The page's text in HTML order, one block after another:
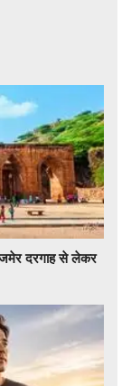
दरगाह से लेकर